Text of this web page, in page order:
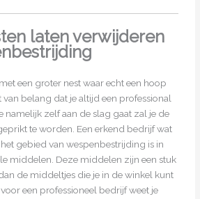
laten verwijderen
een groter nest waar echt een hoop
van belang dat je altijd een professional
namelijk zelf aan de slag gaat zal je de
te worden. Een erkend bedrijf wat
gebied van wespenbestrijding is in
middelen. Deze middelen zijn een stuk
de middeltjes die je in de winkel kunt
een professioneel bedrijf weet je